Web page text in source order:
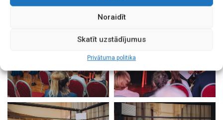
Noraidīt
Skatīt uzstādījumus
Privātuma politika